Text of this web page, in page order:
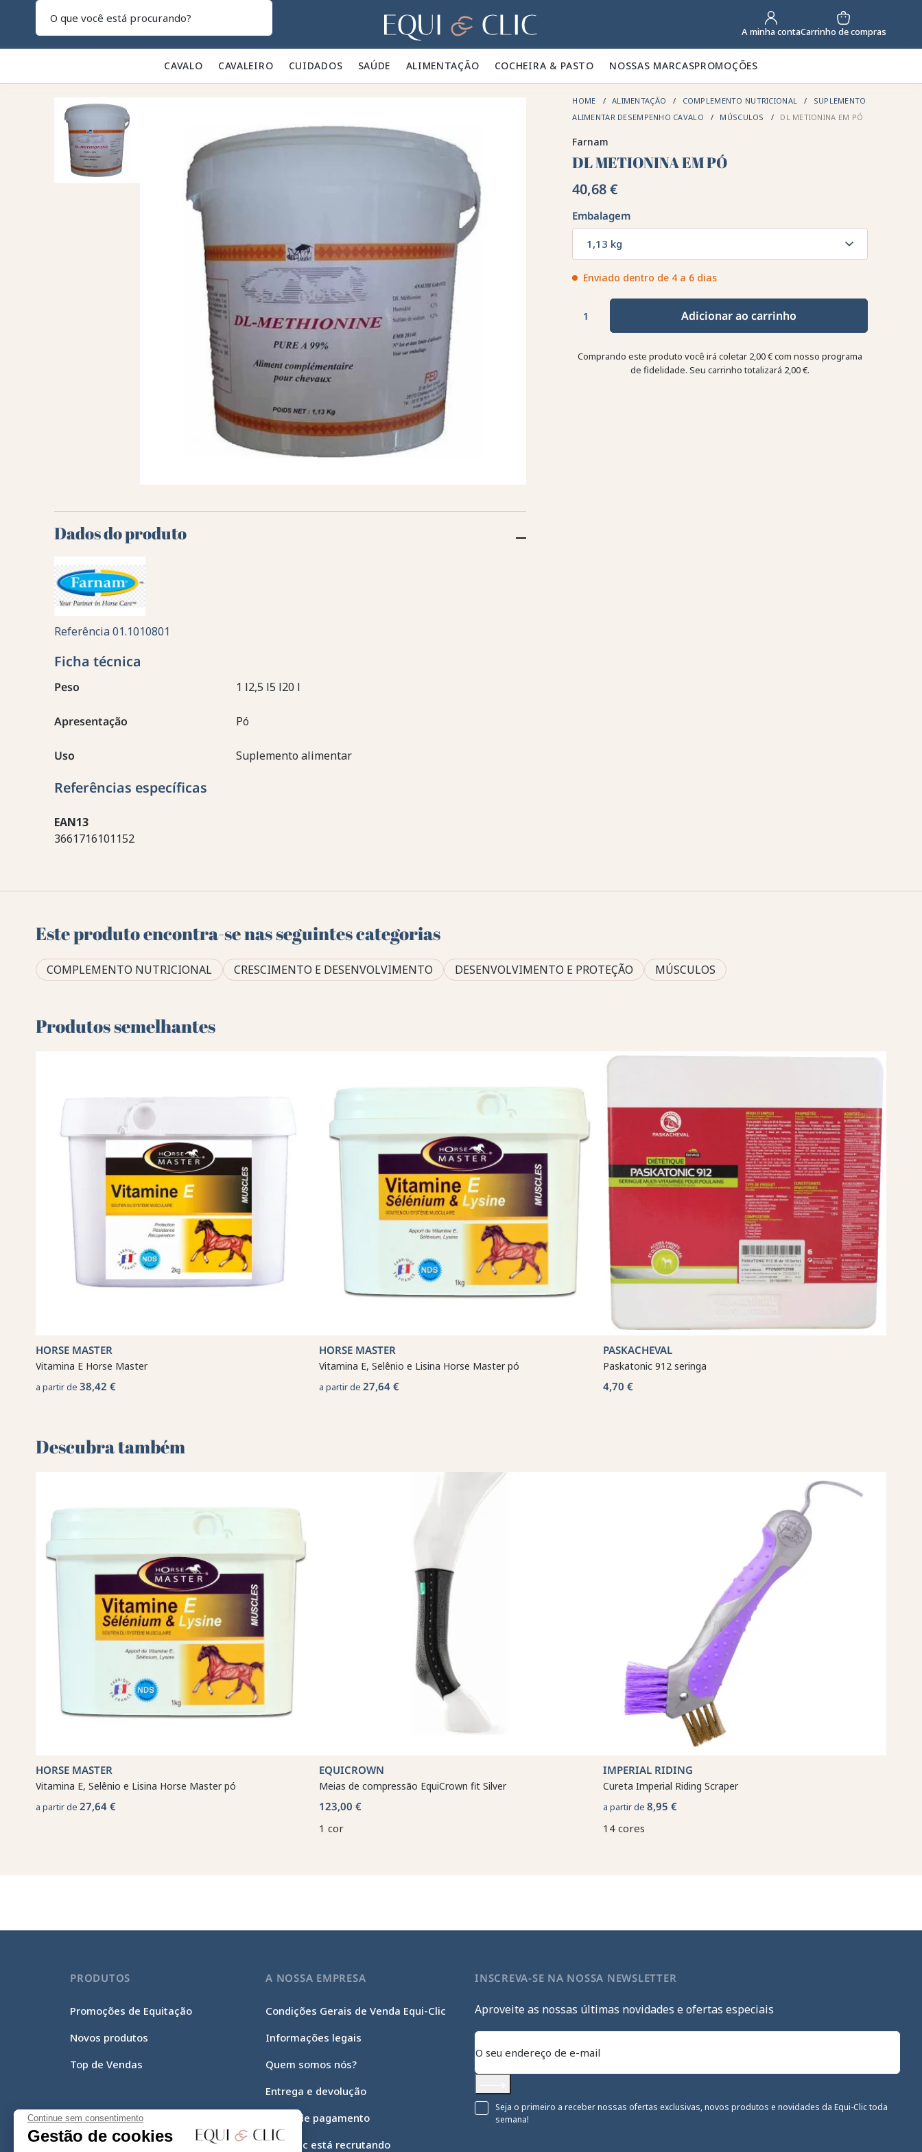
Continue sem consentimento
Gestão de cookies
Lar A minha contaCarrinho de compras
CAVALO 🐎 CAVALEIRO 👕 CUIDADOS 🪮 SAÚDE ✨ ALIMENTAÇÃO 🥕 COCHEIRA & PASTO 🍃 NOSSAS MARCASPROMOÇÕES
HOME ALIMENTAÇÃO COMPLEMENTO NUTRICIONAL
SUPLEMENTO
ALIMENTAR DESEMPENHO CAVALO
MÚSCULOS DL METIONINA EM PÓ
Farnam
DL METIONINA EM PÓ
40,68 €
Embalagem
1,13 kg
Enviado dentro de 4 a 6 dias
Adicionar ao carrinho
Comprando este produto você irá coletar 2,00 €com nosso programa
de fidelidade. Seu carrinho totalizará 2,00 €.
Dados do produto
Referência01.1010801
Ficha técnica
Peso 1 l2,5 l5 l20 l
Apresentação Pó
Uso Suplemento alimentar
Referências específicas
EAN13
3661716101152
Este produto encontra-se nas seguintes categorias
COMPLEMENTO NUTRICIONAL CRESCIMENTO E DESENVOLVIMENTO DESENVOLVIMENTO E PROTEÇÃO MÚSCULOS
Produtos semelhantes
HORSE MASTER
Vitamina E Horse Master
a partir de38,42 €
HORSE MASTER
Vitamina E, Selênio e Lisina Horse Master pó
a partir de27,64 €
PASKACHEVAL
Paskatonic 912 seringa
4,70 €
Descubra também 🌻
HORSE MASTER
Vitamina E, Selênio e Lisina Horse Master pó
a partir de27,64 €
EQUICROWN
Meias de compressão EquiCrown fit Silver
123,00 €
1 cor
IMPERIAL RIDING
Cureta Imperial Riding Scraper
a partir de 8,95 €
14 cores
PRODUTOS
Promoções de Equitação
Novos produtos
Top de Vendas
A NOSSA EMPRESA
Condições Gerais de Venda Equi-Clic
Informações legais
Quem somos nós?
Entrega e devolução
Meios de pagamento
Equi-Clic está recrutando
INSCREVA-SE NA NOSSA NEWSLETTER
Aproveite as nossas últimas novidades e ofertas especiais
Subscrever
Seja o primeiro a receber nossas ofertas exclusivas, novos produtos e novidades da Equi-Clic toda
semana!